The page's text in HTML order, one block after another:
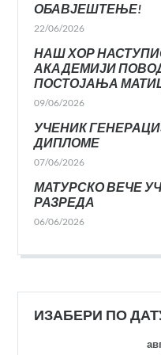
ОБАВЈЕШТЕЊЕ!
22/06/2026
НАШ ХОР
АКАДЕМИЈИ
ПОСТОЈАЊА
09/06/2026
УЧЕНИК
ДИПЛОМЕ
07/06/2026
МАТУРСКО ВЕЧЕ
РАЗРЕДА
06/06/2026
ИЗАБЕРИ ПО